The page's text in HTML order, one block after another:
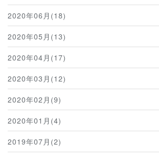
2020年06月(18)
2020年05月(13)
2020年04月(17)
2020年03月(12)
2020年02月(9)
2020年01月(4)
2019年07月(2)